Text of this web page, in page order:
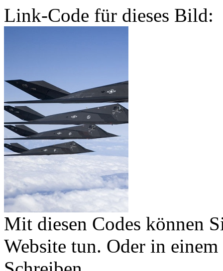
Link-Code für dieses Bild:
Mit diesen Codes können
Website tun. Oder in